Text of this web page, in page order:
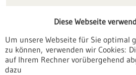
Veranstaltungen
Erscheinungsdatum
Diese Webseite
Um unsere Webseite für Sie optimal
zu können, verwenden wir Cookies:
auf Ihrem Rechner vorübergehend
dazu